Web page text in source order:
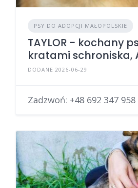
PSY DO ADOPCJI MAŁOPOLSKIE
TAYLOR - kochany
kratami schroniska,
DODANE 2026-06-29
Zadzwoń: +48 692 347 958